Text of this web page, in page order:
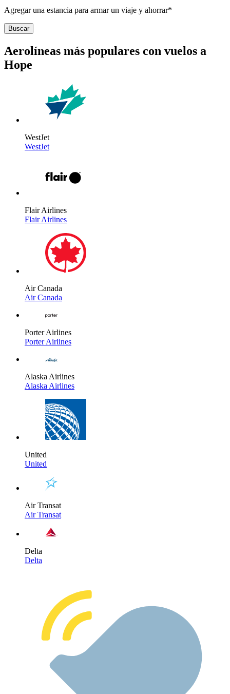
Agregar una estancia para armar un viaje y ahorrar*
Buscar
Aerolíneas más populares con vuelos a
Hope
WestJet
WestJet
Flair Airlines
Flair Airlines
Air Canada
Air Canada
Porter Airlines
Porter Airlines
Alaska Airlines
Alaska Airlines
United
United
Air Transat
Air Transat
Delta
Delta